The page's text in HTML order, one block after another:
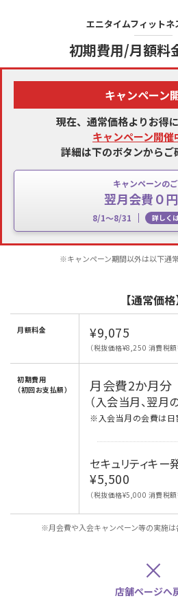
エニタイムフィットネ
初期費用/月額料
キャンペーン
現在、通常価格よりお得
キャンペーン開催
詳細は下のボタンからご
キャンペーンの
翌月会費０円
8/1～8/31 詳しく
※キャンペーン期間以外は以下通
【通常価格
月額料金 ¥9,075
（税抜価格¥8,250 消費税額
初期費用
（初回お支払額）
月会費2か月分
（入会当月、翌月
※入会当月の会費は日
セキュリティキー
¥5,500
（税抜価格¥5,000 消費税額
※月会費や入会キャンペーン等の実施は
×
店舗ページへ